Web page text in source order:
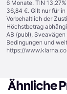
6 Monate. TIN
36,84 €. Gilt nur für
Vorbehaltlich der
Höchstbetrag
AB (publ),
Bedingungen und
https://
Ähnliche